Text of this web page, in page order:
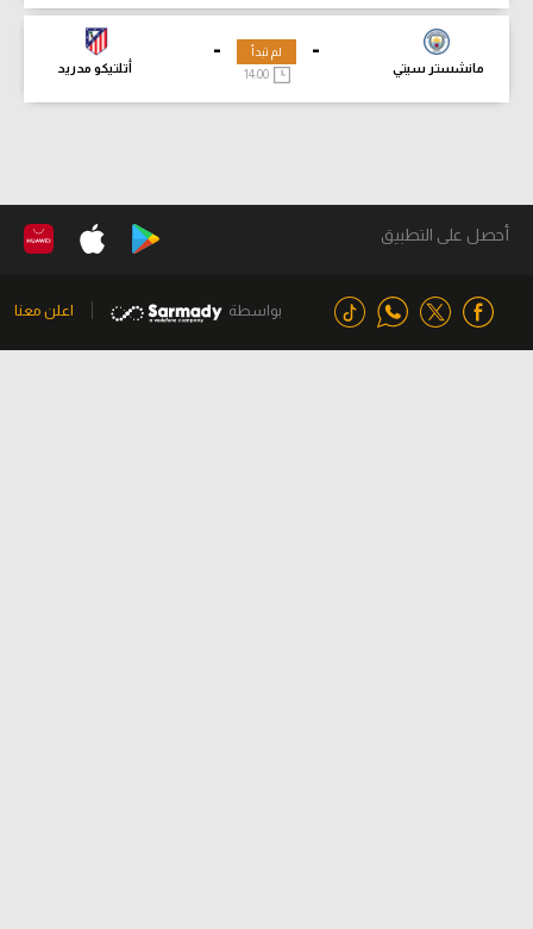
-
مانشستر سيتي
-
أتلتيكو مدريد
لم تبدأ
14:00
أحصل على التطبيق
بواسطة اعلن معنا